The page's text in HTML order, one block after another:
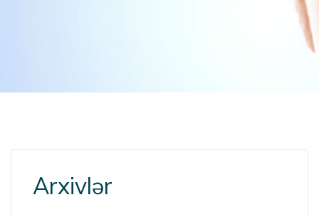
Arxivlər